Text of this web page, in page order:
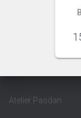
Atelier Pasdan